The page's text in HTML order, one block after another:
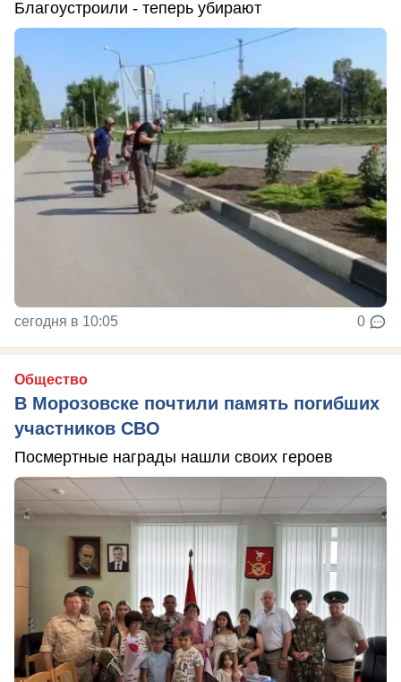
Благоустроили - теперь убирают
сегодня в 10:05 0
Общество
В Морозовске почтили память погибших
участников СВО
Посмертные награды нашли своих героев